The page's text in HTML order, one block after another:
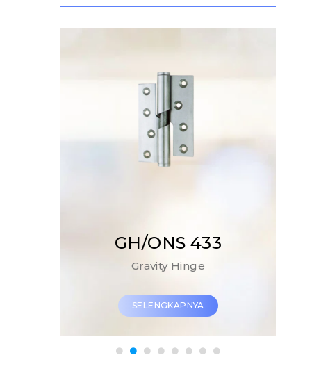
AL/ONS A6
Aluminium Lock
SELENGKAPNYA